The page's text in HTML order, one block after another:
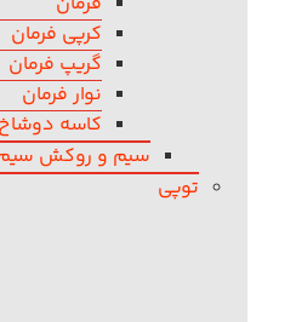
کرپی فرمان
گریپ فرمان
نوار فرمان
کاسه دوشاخ
سیم و روکش سیم
توپی